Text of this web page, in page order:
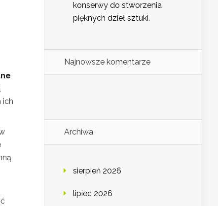
ich
konserwy do stworzenia
pięknych dzieł sztuki.
Najnowsze komentarze
Archiwa
sierpień 2026
lipiec 2026